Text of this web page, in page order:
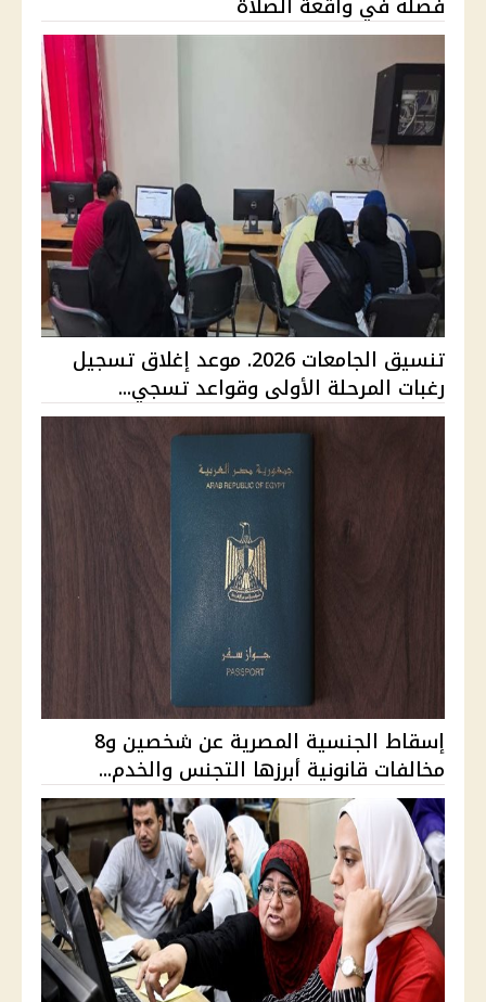
تنسيق الجامعات 2026. موعد إغلاق تسجيل
رغبات المرحلة الأولى وقواعد تسجي...
إسقاط الجنسية المصرية عن شخصين و8
مخالفات قانونية أبرزها التجنس والخدم...